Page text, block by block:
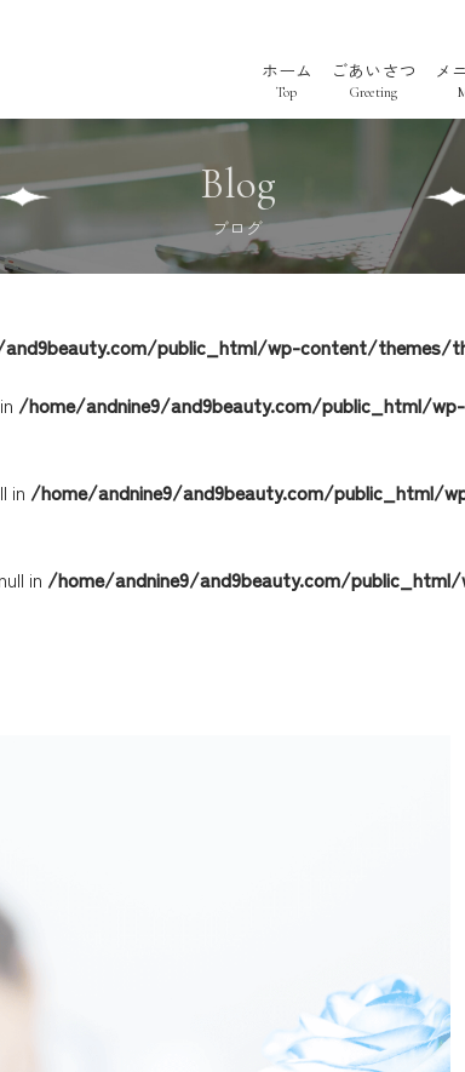
ホーム
Top
ごあいさつ
Greeting
メ
美まつげ ハーブピーリ
Blog
ブログ
public_html/wp-content/themes/
/home/andnine9/and9beauty.com/public_html/
in /home/andnine9/and9beauty.com/public_html/
in /home/andnine9/and9beauty.com/